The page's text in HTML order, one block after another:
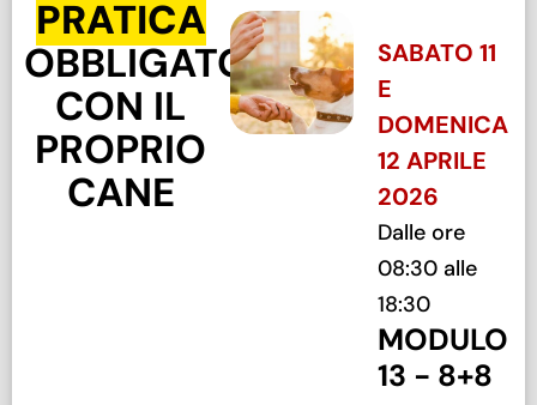
PRATICA
OBBLIGATORIO
CON IL
PROPRIO
CANE
SABATO 11
E
DOMENICA
12 APRILE
2026
Dalle ore
08:30 alle
18:30
MODULO
13 - 8+8